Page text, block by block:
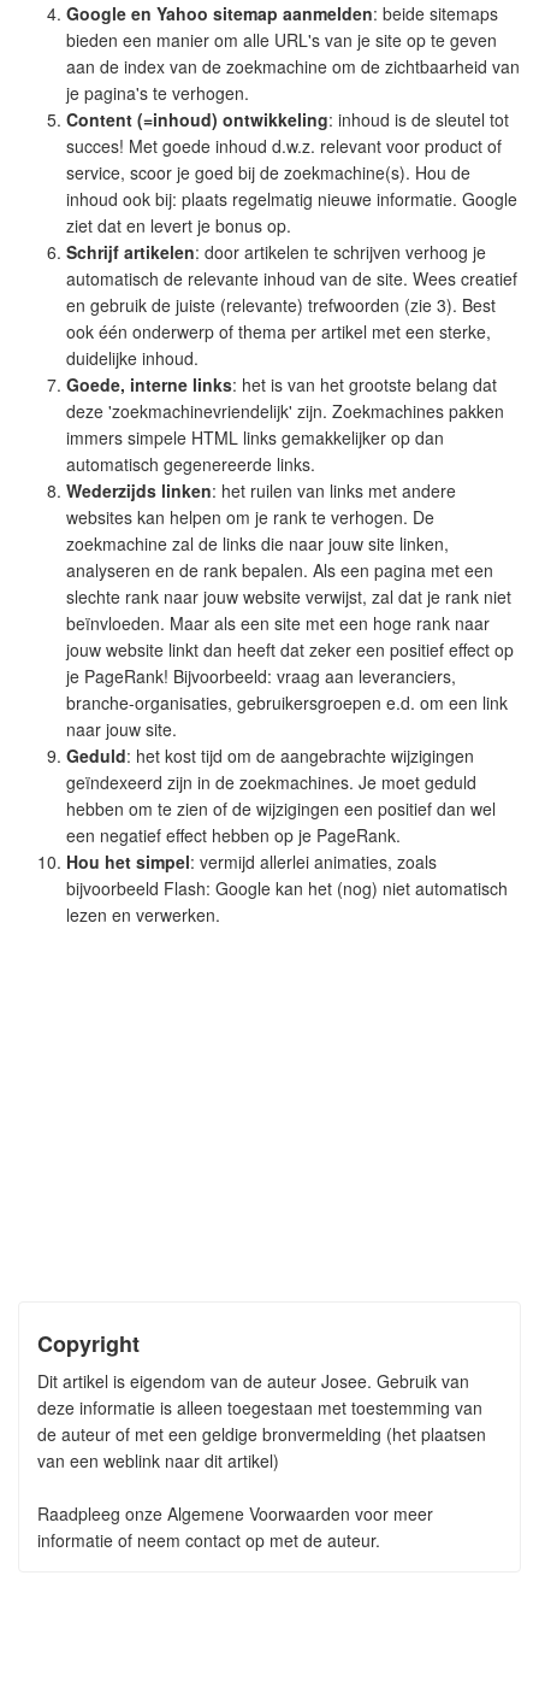
Google en Yahoo sitemap aanmelden: beide sitemaps
bieden een manier om alle URL's van je site op te geven
aan de index van de zoekmachine om de zichtbaarheid van
je pagina's te verhogen.
Content (=inhoud) ontwikkeling: inhoud is de sleutel tot
succes! Met goede inhoud d.w.z. relevant voor product of
service, scoor je goed bij de zoekmachine(s). Hou de
inhoud ook bij: plaats regelmatig nieuwe informatie. Google
ziet dat en levert je bonus op.
Schrijf artikelen: door artikelen te schrijven verhoog je
automatisch de relevante inhoud van de site. Wees creatief
en gebruik de juiste (relevante) trefwoorden (zie 3). Best
ook één onderwerp of thema per artikel met een sterke,
duidelijke inhoud.
Goede, interne links: het is van het grootste belang dat
deze 'zoekmachinevriendelijk' zijn. Zoekmachines pakken
immers simpele HTML links gemakkelijker op dan
automatisch gegenereerde links.
Wederzijds linken: het ruilen van links met andere
websites kan helpen om je rank te verhogen. De
zoekmachine zal de links die naar jouw site linken,
analyseren en de rank bepalen. Als een pagina met een
slechte rank naar jouw website verwijst, zal dat je rank niet
beïnvloeden. Maar als een site met een hoge rank naar
jouw website linkt dan heeft dat zeker een positief effect op
je PageRank! Bijvoorbeeld: vraag aan leveranciers,
branche-organisaties, gebruikersgroepen e.d. om een link
naar jouw site.
Geduld: het kost tijd om de aangebrachte wijzigingen
geïndexeerd zijn in de zoekmachines. Je moet geduld
hebben om te zien of de wijzigingen een positief dan wel
een negatief effect hebben op je PageRank.
Hou het simpel: vermijd allerlei animaties, zoals
bijvoorbeeld Flash: Google kan het (nog) niet automatisch
lezen en verwerken.
Copyright
Dit artikel is eigendom van de auteur Josee. Gebruik van
deze informatie is alleen toegestaan met toestemming van
de auteur of met een geldige bronvermelding (het plaatsen
van een weblink naar dit artikel)
Raadpleeg onze Algemene Voorwaarden voor meer
informatie of neem contact op met de auteur.